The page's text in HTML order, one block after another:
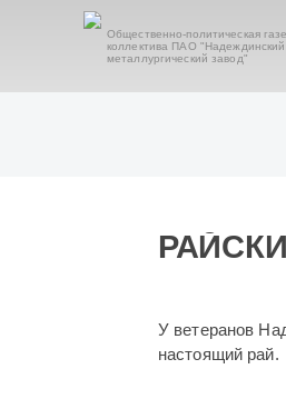
Общественно-политическая
коллектива ПАО "Надеждинский
металлургический завод"
У ветеранов
настоящий рай.